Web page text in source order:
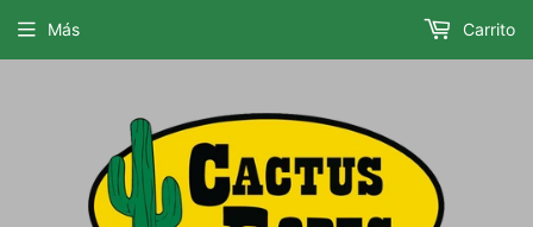
Más Carrito